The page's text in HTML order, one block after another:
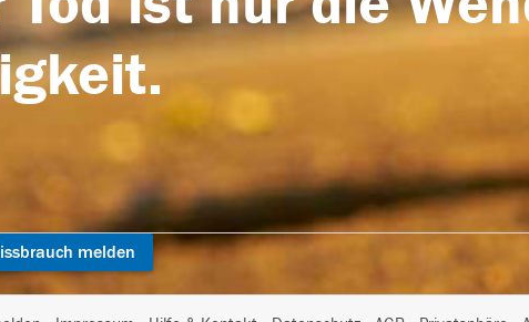
melden